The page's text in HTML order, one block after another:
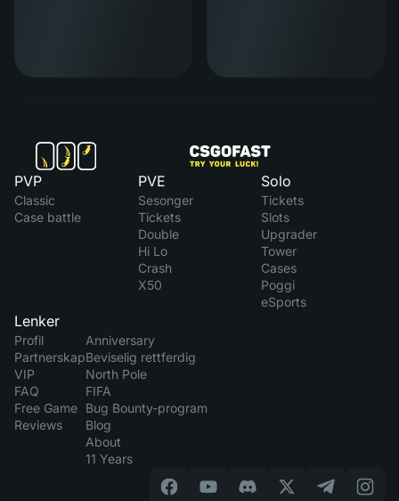
PVP
Classic
Case battle
PVE
Sesonger
Tickets
Double
Hi Lo
Crash
X50
Solo
Tickets
Slots
Upgrader
Tower
Cases
Poggi
eSports
Lenker
Profil
Partnerskap
VIP
FAQ
Free Game
Reviews
Anniversary
Beviselig rettferdig
North Pole
FIFA
Bug Bounty-program
Blog
About
11 Years